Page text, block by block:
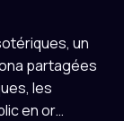
un
partagées
les
en or…